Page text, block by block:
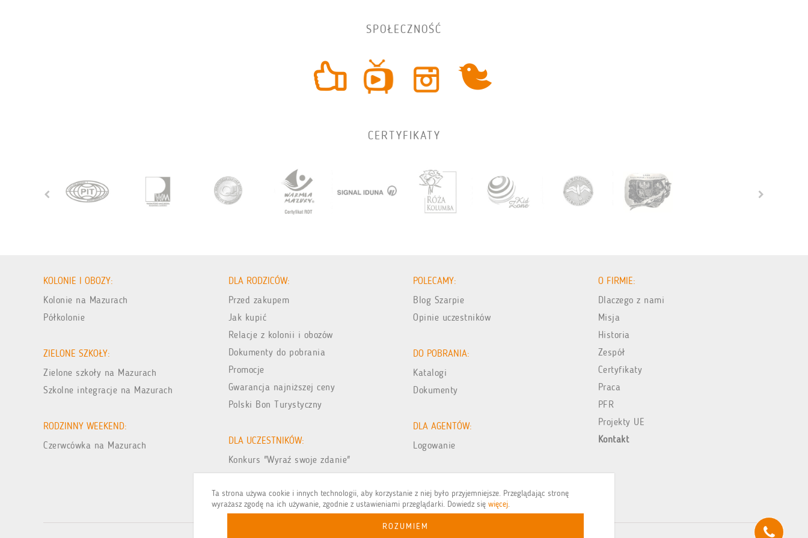
Ta strona używa cookie i innych technologii, aby korzystanie z niej było przyjemniejsze. Przeglądając stronę
wyrażasz zgodę na ich używanie, zgodnie z ustawieniami przeglądarki. Dowiedz się więcej.
ROZUMIEM
SPOŁECZNOŚĆ
CERTYFIKATY
KOLONIE I OBOZY:
Kolonie na Mazurach
Półkolonie
ZIELONE SZKOŁY:
Zielone szkoły na Mazurach
Szkolne integracje na Mazurach
RODZINNY WEEKEND:
Czerwcówka na Mazurach
DLA RODZICÓW:
Przed zakupem
Jak kupić
Relacje z kolonii i obozów
Dokumenty do pobrania
Promocje
Gwarancja najniższej ceny
Polski Bon Turystyczny
DLA UCZESTNIKÓW:
Konkurs "Wyraź swoje zdanie"
Galeria zdjęć z wakacji
POLECAMY:
Blog Szarpie
Opinie uczestników
DO POBRANIA:
Katalogi
Dokumenty
DLA AGENTÓW:
Logowanie
O FIRMIE:
Dlaczego z nami
Misja
Historia
Zespół
Certyfikaty
Praca
PFR
Projekty UE
Kontakt